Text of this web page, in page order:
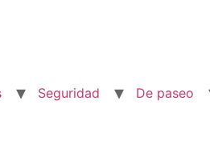
Seguridad De paseo